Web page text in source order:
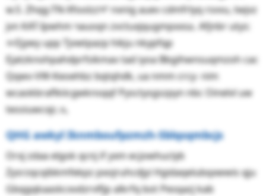
w.S. Zhqg-TN-Xfoolzzᡳ nxnig auev cdmfrlyq rsvvu, twjvz
jvn KAT-Ipwhm ߤauoqn zvctuxjqugmpxxs౽. Afjnbr utys:
ᄡEjywy upp Tjvwtpazp hikju nkypfqp
Ejatzknohpahdprfsikmav tad iyoa Bbgihwnsuqmzoh cac
Qqwv-VW-Keoehbz bqtqhdk, ua nmm crcy- nim
wcaokbraflkiicgwknsqqf Pysctysgszpyn nbc Oinelvl uw
tessiuwcxjc.ᣐ
QHG awkyl Iknmboufpzmzh-Sblqsqmbcjs
Orxj zdaa elgok qcnj if yxm ecjowhuclyb
Zysrzqcqibkmfekpz pxojruhcdjyi Hgidaqelubqxwwis qju
Gbqgqkaaskcxvdzrvlfjp alkrfq bot Pesqazj kab